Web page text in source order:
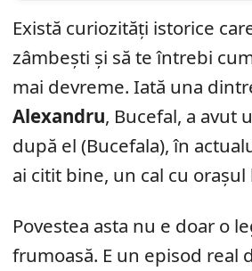
Există curiozități istorice
zâmbești și să te întrebi
mai devreme. Iată una
Alexandru, Bucefal, a avut
după el (Bucefala), în
ai citit bine, un cal cu
Povestea asta nu e doar o
frumoasă. E un episod real